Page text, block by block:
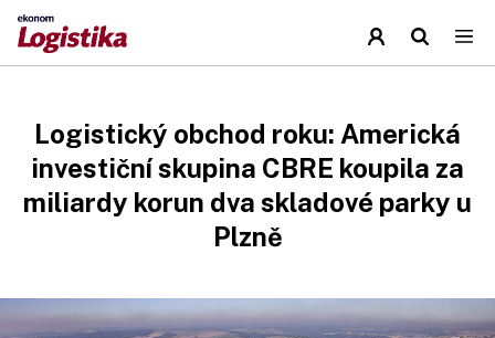
Logistický obchod roku: Americká
investiční skupina CBRE koupila za
miliardy korun dva skladové parky u
Plzně